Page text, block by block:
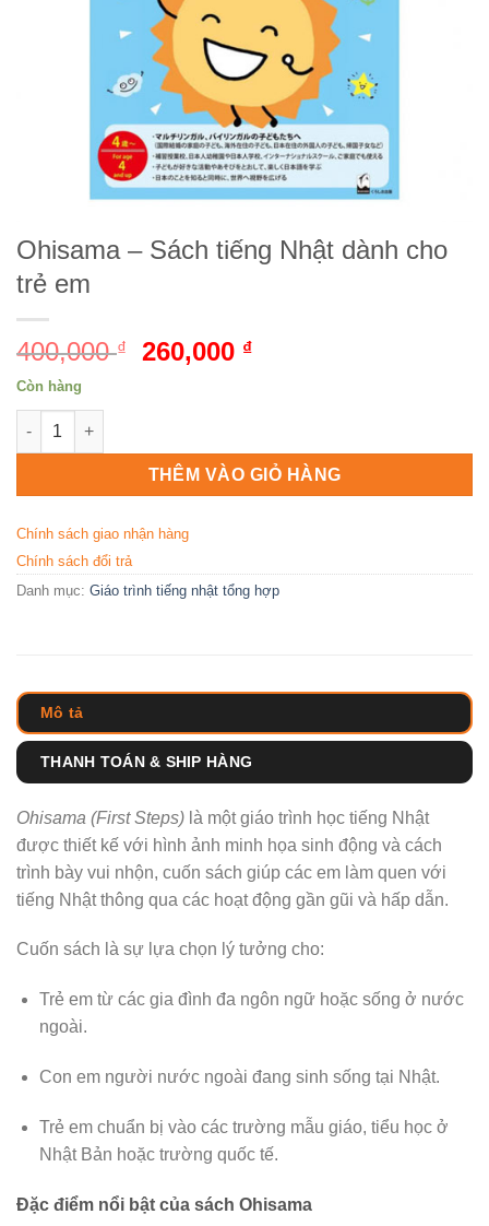
Ohisama – Sách tiếng Nhật dành cho
trẻ em
400,000₫
Giá
260,000 ₫
260,000 ₫.
Còn hàng
Ohisama - Sách tiếng Nhật dành cho trẻ em số lượng
THÊM VÀO GIỎ HÀNG
Chính sách giao nhận hàng
Chính sách đổi trả
Danh mục: Giáo trình tiếng nhật tổng hợp
Mô tả
THANH TOÁN & SHIP HÀNG
Ohisama (First Steps) là một giáo trình học tiếng Nhật
được thiết kế với hình ảnh minh họa sinh động và cách
trình bày vui nhộn, cuốn sách giúp các em làm quen với
tiếng Nhật thông qua các hoạt động gần gũi và hấp dẫn.
Cuốn sách là sự lựa chọn lý tưởng cho:
Trẻ em từ các gia đình đa ngôn ngữ hoặc sống ở nước
ngoài.
Con em người nước ngoài đang sinh sống tại Nhật.
Trẻ em chuẩn bị vào các trường mẫu giáo, tiểu học ở
Nhật Bản hoặc trường quốc tế.
Đặc điểm nổi bật của sách Ohisama